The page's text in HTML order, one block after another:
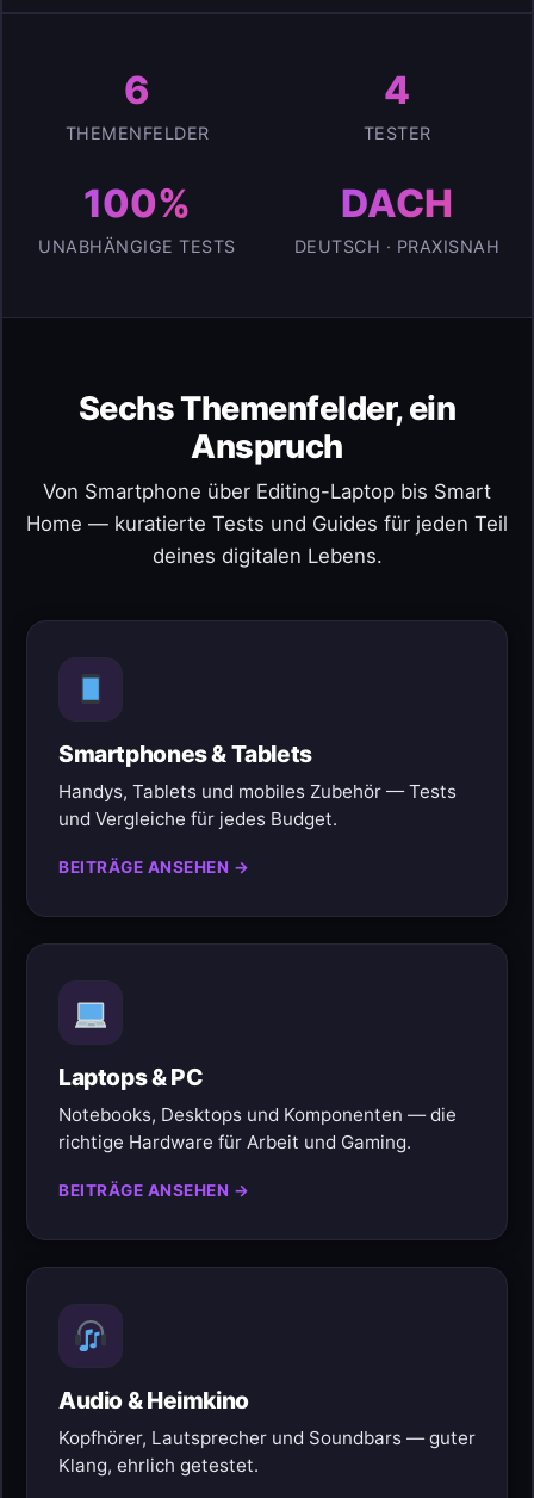
6
THEMENFELDER
4
TESTER
100%
UNABHÄNGIGE TESTS
DACH
DEUTSCH · PRAXISNAH
Sechs Themenfelder, ein
Anspruch
Von Smartphone über Editing-Laptop bis Smart
Home — kuratierte Tests und Guides für jeden Teil
deines digitalen Lebens.
Smartphones & Tablets
Handys, Tablets und mobiles Zubehör — Tests
und Vergleiche für jedes Budget.
BEITRÄGE ANSEHEN →
Laptops & PC
Notebooks, Desktops und Komponenten — die
richtige Hardware für Arbeit und Gaming.
BEITRÄGE ANSEHEN →
Audio & Heimkino
Kopfhörer, Lautsprecher und Soundbars — guter
Klang, ehrlich getestet.